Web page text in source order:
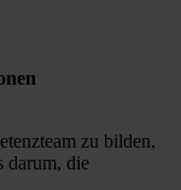
zu bilden,
darum, die